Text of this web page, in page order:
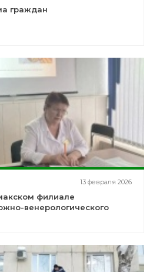
граждан
13 февраля 2026
филиале
венерологического